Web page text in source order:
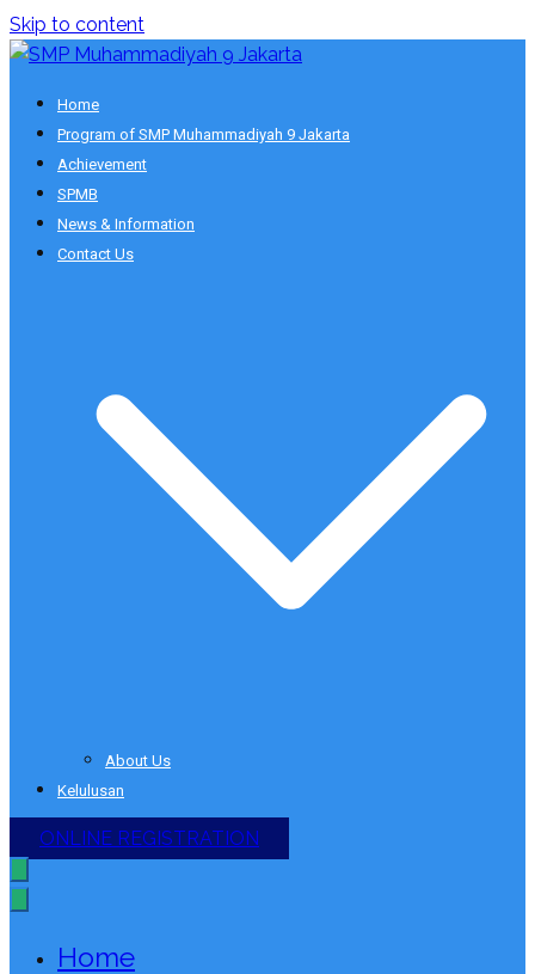
Skip to content
SMP Muhammadiyah 9 Jakarta
Smart School
Home
Program of SMP Muhammadiyah 9 Jakarta
Achievement
SPMB
News & Information
Contact Us
About Us
Kelulusan
ONLINE REGISTRATION
Home